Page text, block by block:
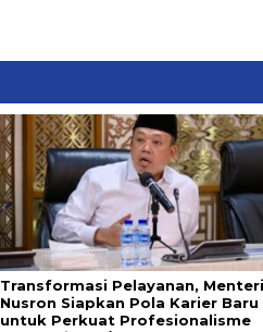
Transformasi Pelayanan, Menteri
Nusron Siapkan Pola Karier Baru
untuk Perkuat Profesionalisme